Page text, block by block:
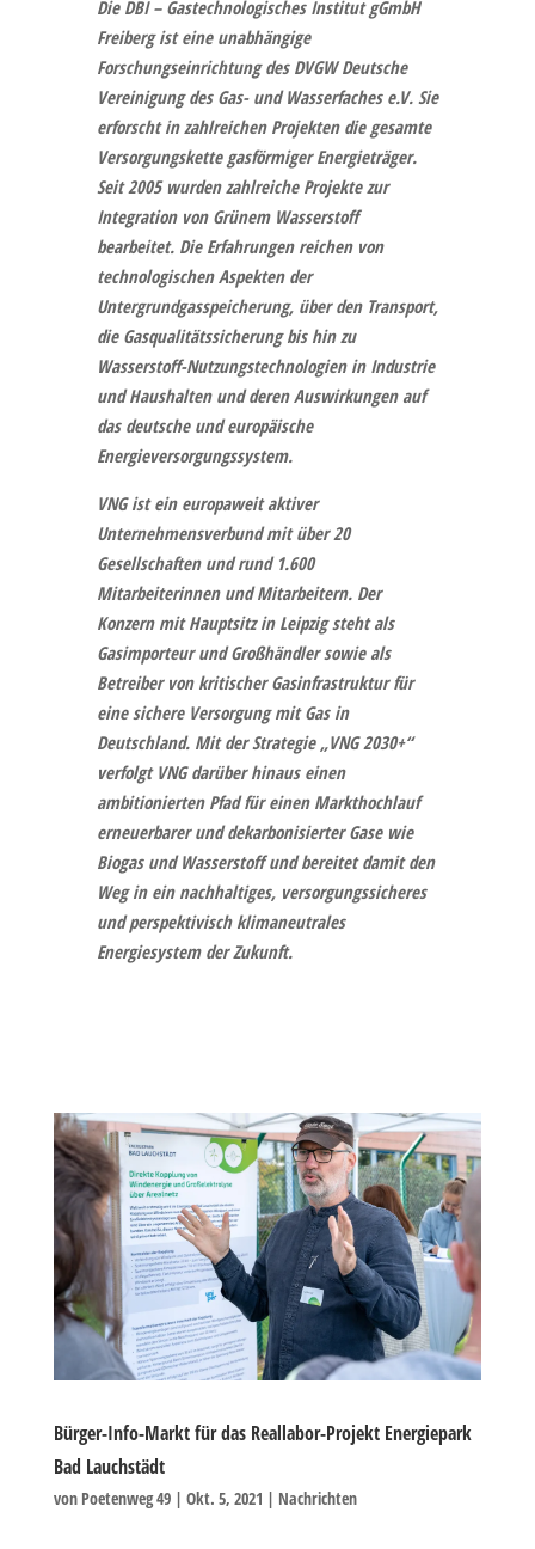
Die DBI – Gastechnologisches Institut gGmbH
Freibergist eine unabhängige
Forschungseinrichtung des DVGW Deutsche
Vereinigung des Gas- und Wasserfaches e.V. Sie
erforscht in zahlreichen Projekten die gesamte
Versorgungskette gasförmiger Energieträger.
Seit 2005 wurden zahlreiche Projekte zur
Integration von Grünem Wasserstoff
bearbeitet. Die Erfahrungen reichen von
technologischen Aspekten der
Untergrundgasspeicherung, über den Transport,
die Gasqualitätssicherung bis hin zu
Wasserstoff-Nutzungstechnologien in Industrie
und Haushalten und deren Auswirkungen auf
das deutsche und europäische
Energieversorgungssystem.
VNGist ein europaweit aktiver
Unternehmensverbund mit über 20
Gesellschaften und rund 1.600
Mitarbeiterinnen und Mitarbeitern. Der
Konzern mit Hauptsitz in Leipzig steht als
Gasimporteur und Großhändler sowie als
Betreiber von kritischer Gasinfrastruktur für
eine sichere Versorgung mit Gas in
Deutschland. Mit der Strategie „VNG 2030+“
verfolgt VNG darüber hinaus einen
ambitionierten Pfad für einen Markthochlauf
erneuerbarer und dekarbonisierter Gase wie
Biogas und Wasserstoff und bereitet damit den
Weg in ein nachhaltiges, versorgungssicheres
und perspektivisch klimaneutrales
Energiesystem der Zukunft.
Bürger-Info-Markt für das Reallabor-Projekt Energiepark
Bad Lauchstädt
von Poetenweg 49| Okt. 5, 2021 | Nachrichten